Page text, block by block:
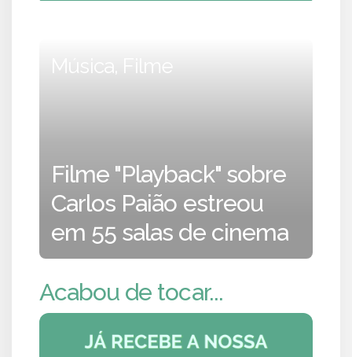
Música, Filme
Filme "Playback" sobre
Carlos Paião estreou
em 55 salas de cinema
Acabou de tocar...